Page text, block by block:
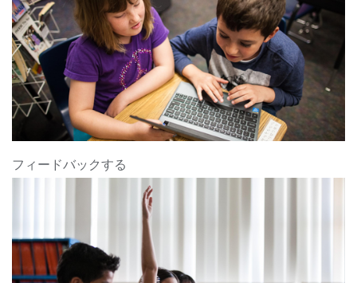
フィードバックする